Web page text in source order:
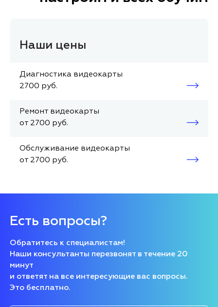
Наши цены
Диагностика видеокарты
2700 руб.
Ремонт видеокарты
от 2700 руб.
Обслуживание видеокарты
от 2700 руб.
Есть вопросы?
Обратитесь к специалистам!
Наши консультанты перезвонят в течение 20
минут
и ответят на все интересующие вас вопросы.
Это бесплатно.